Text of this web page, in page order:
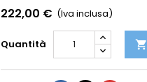
222,00 € (Iva inclusa)
Quantità 